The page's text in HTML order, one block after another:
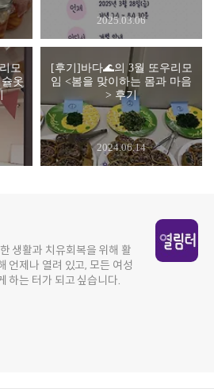
2025.03.06
모
옷
[후기]바다🌊의 3월 또우리모
임 <봄을 맞이하는 몸과 마음
> 후기
2024.06.14
생활과 치유회복을 위해 활
언제나 열려 있고, 모든 여성
하는 터가 되고 싶습니다.